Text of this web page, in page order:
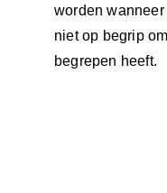
worden
niet op begrip
begrepen heeft.